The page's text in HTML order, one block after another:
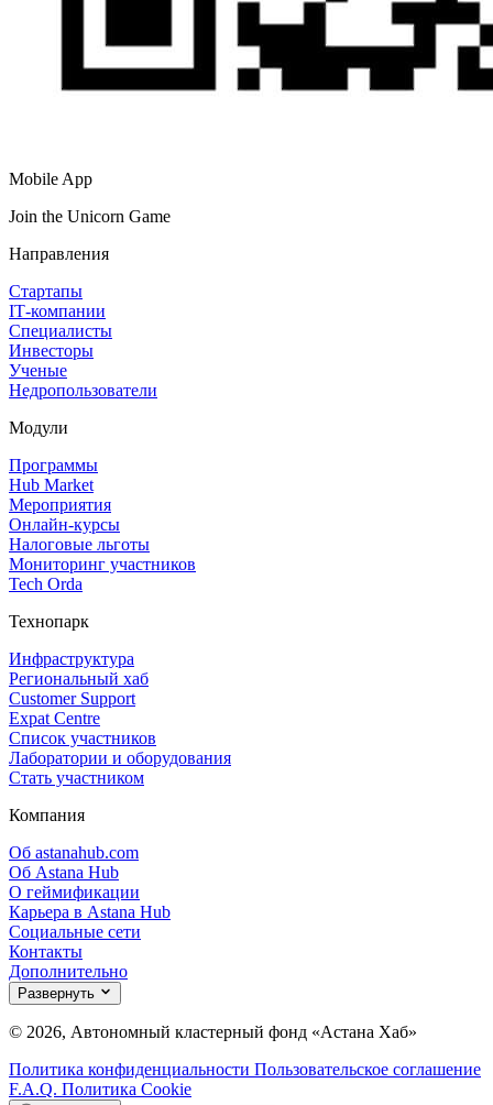
Mobile App
Join the Unicorn Game
Направления
Стартапы
IT‑компании
Специалисты
Инвесторы
Ученые
Недропользователи
Модули
Программы
Hub Market
Мероприятия
Онлайн‑курсы
Налоговые льготы
Мониторинг участников
Tech Orda
Технопарк
Инфраструктура
Региональный хаб
Customer Support
Expat Centre
Список участников
Лаборатории и оборудования
Стать участником
Компания
Об astanahub.com
Об Astana Hub
О геймификации
Карьера в Astana Hub
Социальные сети
Контакты
Дополнительно
Развернуть
© 2026, Автономный кластерный фонд «Астана Хаб»
Политика конфиденциальности Пользовательское соглашение
F.A.Q. Политика Cookie